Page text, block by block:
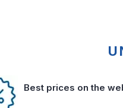
Best prices on the